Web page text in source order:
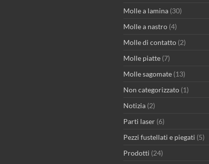
Molle a lamina (30)
Molle a nastro (4)
Molle di contatto (2)
Molle piatte (7)
Molle sagomate (13)
Non categorizzato (1)
Notizia (2)
Parti laser (6)
Pezzi fustellati e piegati (5)
Prodotti (24)